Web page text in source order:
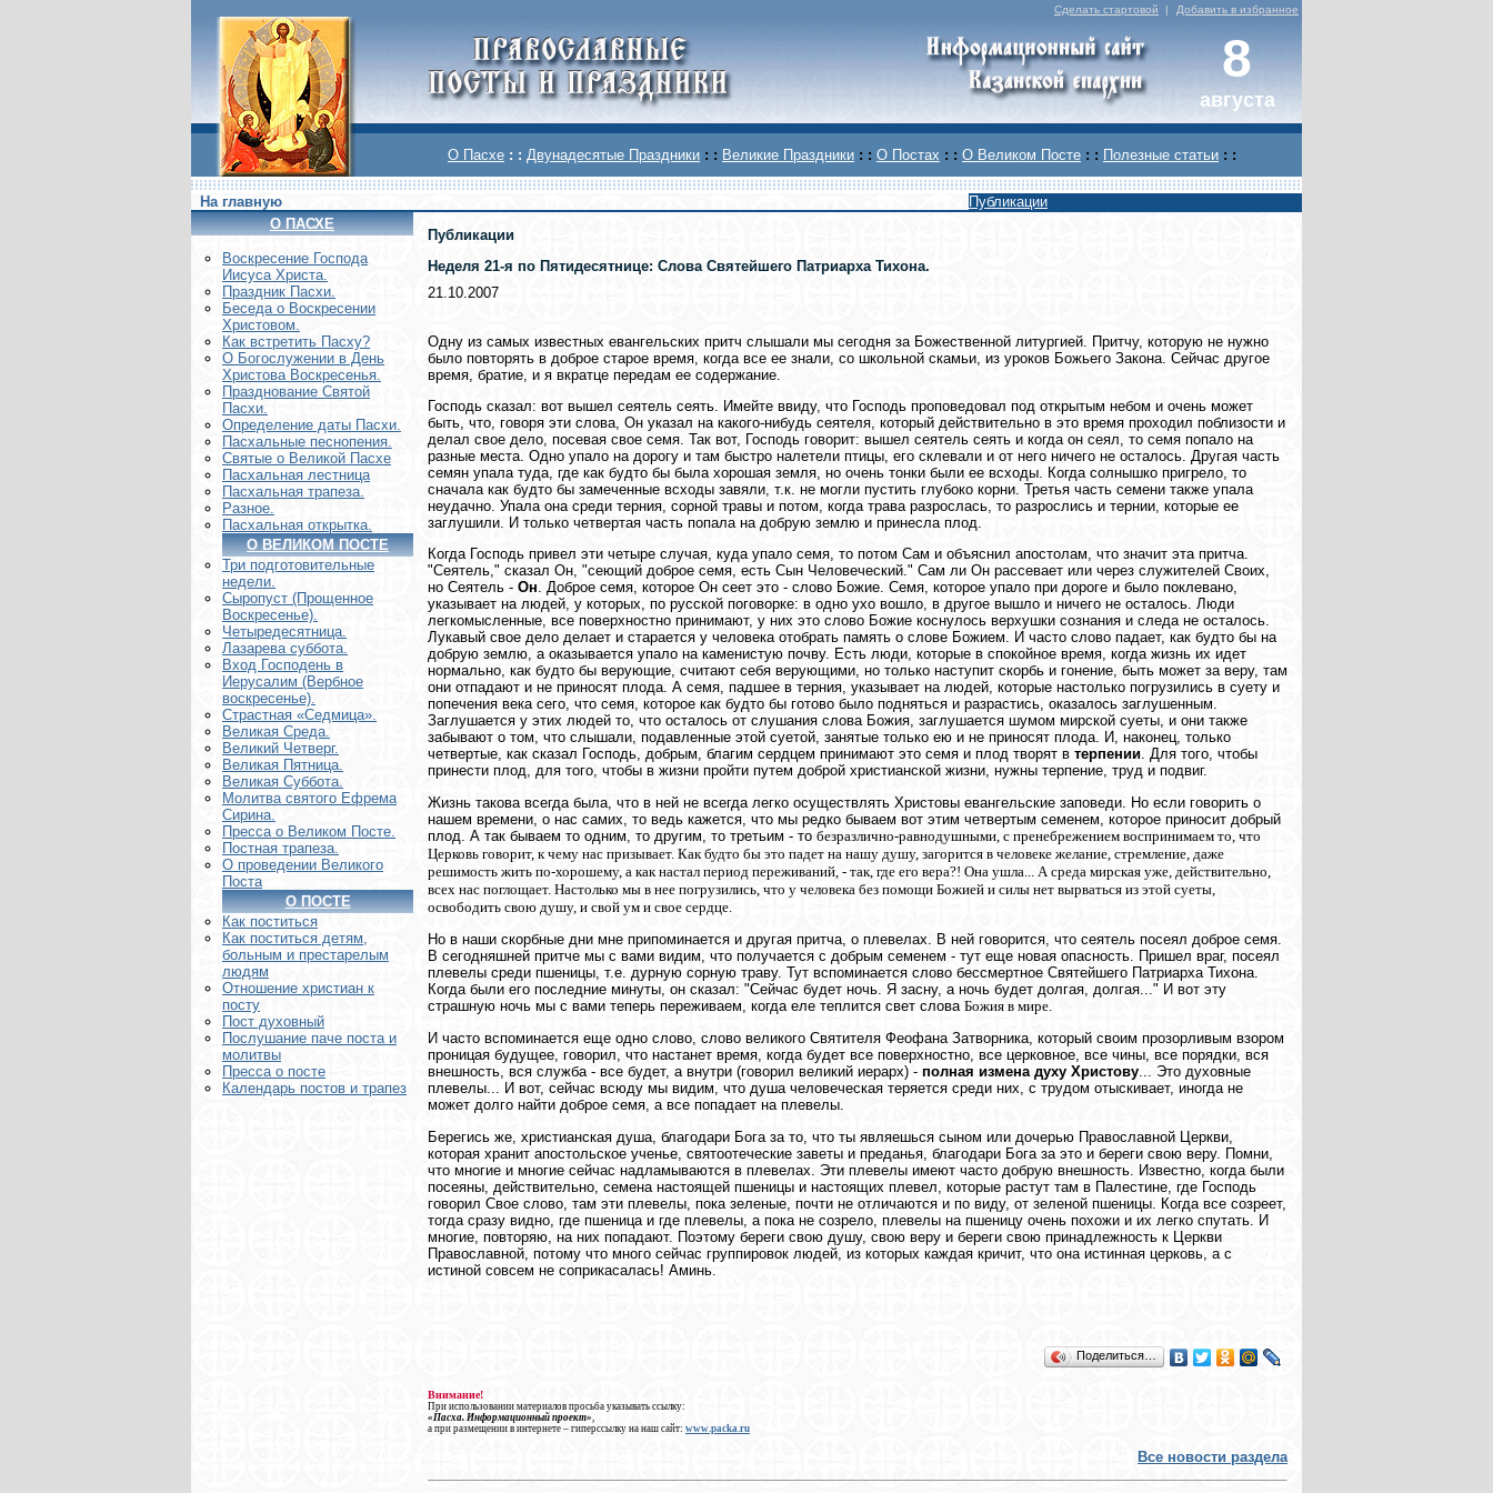
Сделать стартовой | Добавить в избранное
8
августа
О Пасхе : : Двунадесятые Праздники : : Великие Праздники : : О Постах : : О Великом Посте : : Полезные статьи : :
На главную
Публикации
О ПАСХЕ
Воскреcение Господа
Иисуса Христа.
Праздник Пасхи.
Беседа о Воскресении
Христовом.
Как встретить Пасху?
О Богослужении в День
Христова Воскресенья.
Празднование Святой
Пасхи.
Определение даты Пасхи.
Пасхальные песнопения.
Святые о Великой Пасхе
Пасхальная лестница
Пасхальная трапеза.
Разное.
Пасхальная открытка.
О ВЕЛИКОМ ПОСТЕ
Три подготовительные
недели.
Сыропуст (Прощенное
Воскресенье).
Четыредесятница.
Лазарева суббота.
Вход Господень в
Иерусалим (Вербное
воскресенье).
Страстная «Седмица».
Великая Среда.
Великий Четверг.
Великая Пятница.
Великая Суббота.
Молитва святого Ефрема
Сирина.
Пресса о Великом Посте.
Постная трапеза.
О проведении Великого
Поста
О ПОСТЕ
Как поститься
Как поститься детям,
больным и престарелым
людям
Отношение христиан к
посту
Пост духовный
Послушание паче поста и
молитвы
Пресса о посте
Календарь постов и трапез
Публикации
Неделя 21-я по Пятидесятнице: Слова Святейшего Патриарха Тихона.
21.10.2007
Одну из самых известных евангельских притч слышали мы сегодня за Божественной литургией. Притчу, которую не нужно
было повторять в доброе старое время, когда все ее знали, со школьной скамьи, из уроков Божьего Закона. Сейчас другое
время, братие, и я вкратце передам ее содержание.
Господь сказал: вот вышел сеятель сеять. Имейте ввиду, что Господь проповедовал под открытым небом и очень может
быть, что, говоря эти слова, Он указал на какого-нибудь сеятеля, который действительно в это время проходил поблизости и
делал свое дело, посевая свое семя. Так вот, Господь говорит: вышел сеятель сеять и когда он сеял, то семя попало на
разные места. Одно упало на дорогу и там быстро налетели птицы, его склевали и от него ничего не осталось. Другая часть
семян упала туда, где как будто бы была хорошая земля, но очень тонки были ее всходы. Когда солнышко пригрело, то
сначала как будто бы замеченные всходы завяли, т.к. не могли пустить глубоко корни. Третья часть семени также упала
неудачно. Упала она среди терния, сорной травы и потом, когда трава разрослась, то разрослись и тернии, которые ее
заглушили. И только четвертая часть попала на добрую землю и принесла плод.
Когда Господь привел эти четыре случая, куда упало семя, то потом Сам и объяснил апостолам, что значит эта притча.
"Сеятель," сказал Он, "сеющий доброе семя, есть Сын Человеческий." Сам ли Он рассевает или через служителей Своих,
но Сеятель - Он. Доброе семя, которое Он сеет это - слово Божие. Семя, которое упало при дороге и было поклевано,
указывает на людей, у которых, по русской поговорке: в одно ухо вошло, в другое вышло и ничего не осталось. Люди
легкомысленные, все поверхностно принимают, у них это слово Божие коснулось верхушки сознания и следа не осталось.
Лукавый свое дело делает и старается у человека отобрать память о слове Божием. И часто слово падает, как будто бы на
добрую землю, а оказывается упало на каменистую почву. Есть люди, которые в спокойное время, когда жизнь их идет
нормально, как будто бы верующие, считают себя верующими, но только наступит скорбь и гонение, быть может за веру, там
они отпадают и не приносят плода. А семя, падшее в терния, указывает на людей, которые настолько погрузились в суету и
попечения века сего, что семя, которое как будто бы готово было подняться и разрастись, оказалось заглушенным.
Заглушается у этих людей то, что осталось от слушания слова Божия, заглушается шумом мирской суеты, и они также
забывают о том, что слышали, подавленные этой суетой, занятые только ею и не приносят плода. И, наконец, только
четвертые, как сказал Господь, добрым, благим сердцем принимают это семя и плод творят в терпении. Для того, чтобы
принести плод, для того, чтобы в жизни пройти путем доброй христианской жизни, нужны терпение, труд и подвиг.
Жизнь такова всегда была, что в ней не всегда легко осуществлять Христовы евангельские заповеди. Но если говорить о
нашем времени, о нас самих, то ведь кажется, что мы редко бываем вот этим четвертым семенем, которое приносит добрый
плод. А так бываем то одним, то другим, то третьим - то безразлично-равнодушными, с пренебрежением воспринимаем то, что
Церковь говорит, к чему нас призывает. Как будто бы это падет на нашу душу, загорится в человеке желание, стремление, даже
решимость жить по-хорошему, а как настал период переживаний, - так, где его вера?! Она ушла... А среда мирская уже, действительно,
всех нас поглощает. Настолько мы в нее погрузились, что у человека без помощи Божией и силы нет вырваться из этой суеты,
освободить свою душу, и свой ум и свое сердце.
Но в наши скорбные дни мне припоминается и другая притча, о плевелах. В ней говорится, что сеятель посеял доброе семя.
В сегодняшней притче мы с вами видим, что получается с добрым семенем - тут еще новая опасность. Пришел враг, посеял
плевелы среди пшеницы, т.е. дурную сорную траву. Тут вспоминается слово бессмертное Святейшего Патриарха Тихона.
Когда были его последние минуты, он сказал: "Сейчас будет ночь. Я засну, а ночь будет долгая, долгая..." И вот эту
страшную ночь мы с вами теперь переживаем, когда еле теплится свет слова Божия в мире.
И часто вспоминается еще одно слово, слово великого Святителя Феофана Затворника, который своим прозорливым взором
проницая будущее, говорил, что настанет время, когда будет все поверхностно, все церковное, все чины, все порядки, вся
внешность, вся служба - все будет, а внутри (говорил великий иерарх) - полная измена духу Христову... Это духовные
плевелы... И вот, сейчас всюду мы видим, что душа человеческая теряется среди них, с трудом отыскивает, иногда не
может долго найти доброе семя, а все попадает на плевелы.
Берегись же, христианская душа, благодари Бога за то, что ты являешься сыном или дочерью Православной Церкви,
которая хранит апостольское ученье, святоотеческие заветы и преданья, благодари Бога за это и береги свою веру. Помни,
что многие и многие сейчас надламываются в плевелах. Эти плевелы имеют часто добрую внешность. Известно, когда были
посеяны, действительно, семена настоящей пшеницы и настоящих плевел, которые растут там в Палестине, где Господь
говорил Свое слово, там эти плевелы, пока зеленые, почти не отличаются и по виду, от зеленой пшеницы. Когда все созреет,
тогда сразу видно, где пшеница и где плевелы, а пока не созрело, плевелы на пшеницу очень похожи и их легко спутать. И
многие, повторяю, на них попадают. Поэтому береги свою душу, свою веру и береги свою принадлежность к Церкви
Православной, потому что много сейчас группировок людей, из которых каждая кричит, что она истинная церковь, а с
истиной совсем не соприкасалась! Аминь.
Поделиться…
Внимание!
При использовании материалов просьба указывать ссылку:
«Пасха. Информационный проект»
а при размещении в интернете – гиперссылку на наш сайт: www.packa.ru
Все новости раздела